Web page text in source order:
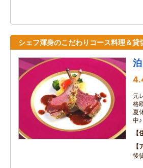
シェフ渾身のこだわりコース料理＆貸
元
格
夏
中♪
後